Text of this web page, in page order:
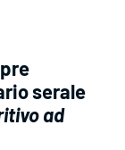
serale
ad